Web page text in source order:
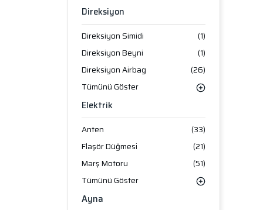
Direksiyon
Direksiyon Simidi
(1)
Direksiyon Beyni
(1)
Direksiyon Airbag
(26)
Tümünü Göster
Elektrik
Anten
(33)
Flaşör Düğmesi
(21)
Marş Motoru
(51)
Tümünü Göster
Ayna